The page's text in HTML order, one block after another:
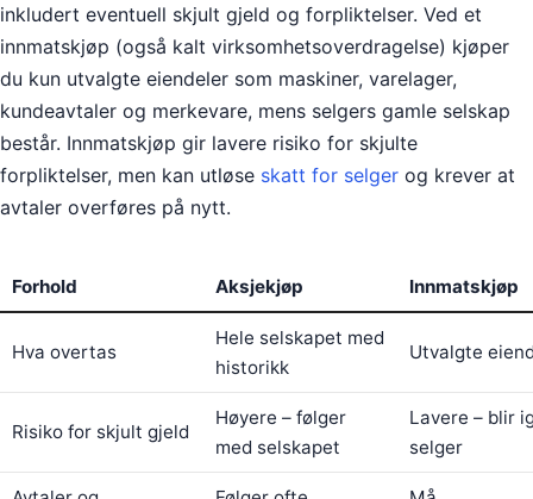
inkludert eventuell skjult gjeld og forpliktelser. Ved et
innmatskjøp (også kalt virksomhetsoverdragelse) kjøper
du kun utvalgte eiendeler som maskiner, varelager,
kundeavtaler og merkevare, mens selgers gamle selskap
består. Innmatskjøp gir lavere risiko for skjulte
forpliktelser, men kan utløse skatt for selger og krever at
avtaler overføres på nytt.
Forhold Aksjekjøp Innmatskjøp
Hva overtas
Hele selskapet med
historikk
Utvalgte
Risiko for skjult gjeld
Høyere – følger
med selskapet
Lavere – blir
selger